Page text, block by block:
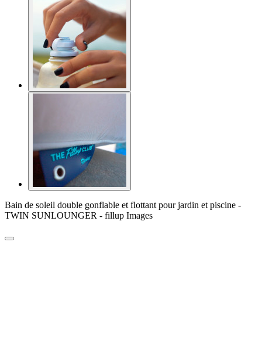
Bain de soleil double gonflable et flottant pour jardin et piscine -
TWIN SUNLOUNGER - fillup Images